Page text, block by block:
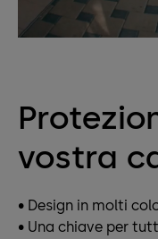
vostra
• Design in molti
• Una chiave per